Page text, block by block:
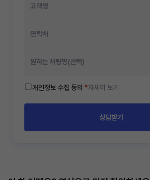
개인정보 수집 동의 *자세히 보기
상담받기